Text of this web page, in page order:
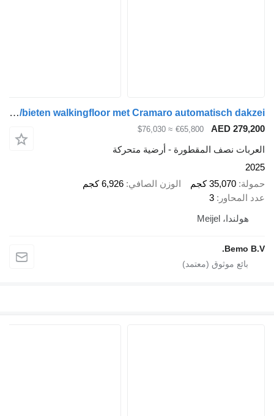
Kraker CF-Z 72m3 GMP/bieten walkingfloor met Cramaro automatisch dakzei
AED
€65,800
≈ $76,030
نصف المقطورة - أرضية متحركة
35,070 كجم الوزن الصافي 6,926 كجم
3